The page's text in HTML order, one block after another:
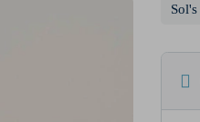
Sol's